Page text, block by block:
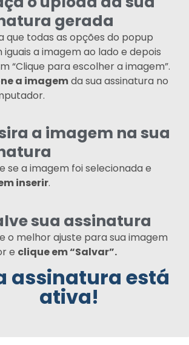
gerada
que todas as opções do popup
iguais a imagem ao lado e depois
“Clique para escolher a imagem”.
a imagemda sua assinatura no
a imagem na sua
se a imagem foi selecionada e
inserir.
sua assinatura
o melhor ajuste para sua imagem
e clique em “Salvar”.
assinatura está
ativa!